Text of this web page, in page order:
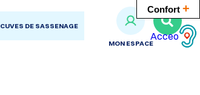
Confort +
Acceo
CUVES DE SASSENAGE
MON ESPACE
SUR
LE
SITE